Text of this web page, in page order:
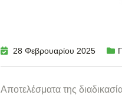
28 Φεβρουαρίου 2025
Αποτελέσματα της